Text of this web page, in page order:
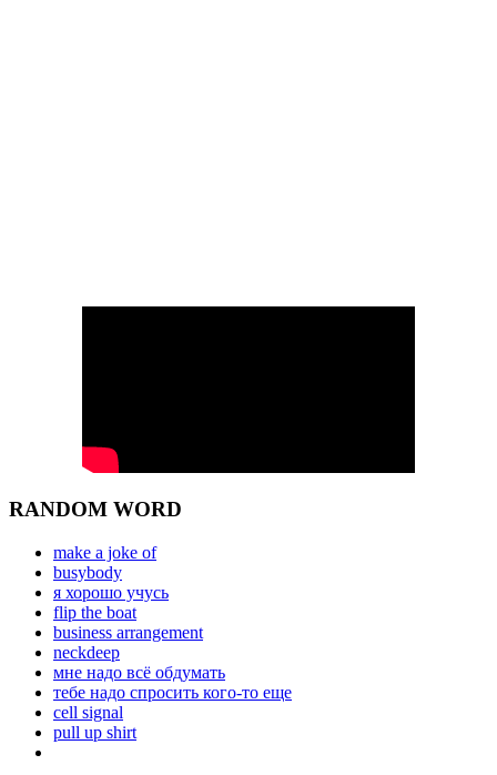
RANDOM WORD
make a joke of
busybody
я хорошо учусь
flip the boat
business arrangement
neckdeep
мне надо всё обдумать
тебе надо спросить кого-то еще
cell signal
pull up shirt